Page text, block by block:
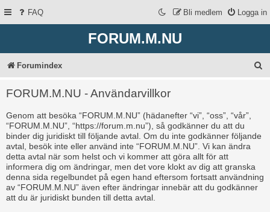
FAQ Logga in
Bli medlem
FORUM.M.NU
Forumindex
FORUM.M.NU - Användarvillkor
Genom att besöka “FORUM.M.NU” (hädanefter “vi”, “oss”, “vår”,
“FORUM.M.NU”, “https://forum.m.nu”), så godkänner du att du
binder dig juridiskt till följande avtal. Om du inte godkänner följande
avtal, besök inte eller använd inte “FORUM.M.NU”. Vi kan ändra
detta avtal när som helst och vi kommer att göra allt för att
informera dig om ändringar, men det vore klokt av dig att granska
denna sida regelbundet på egen hand eftersom fortsatt användning
av “FORUM.M.NU” även efter ändringar innebär att du godkänner
att du är juridiskt bunden till detta avtal.